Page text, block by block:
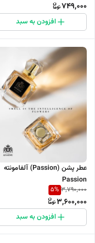
749,000
افزودن به سبد
عطر پشن (Passion) آلفامونته
Passion
3,790,000
5%
3,600,000
افزودن به سبد